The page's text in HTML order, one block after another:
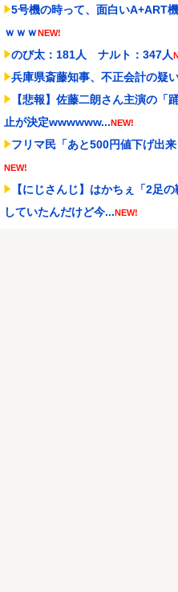
5号機の時って、面白いA+ART
ｗｗｗNEW!
のび太：181人 ナルト：347人
兵庫県斎藤知事、不正会計の疑
【悲報】佐藤二朗さん主演の「
止が決定wwwwww...NEW!
フリマ民「あと500円値下げ出
NEW!
【にじさんじ】はかちぇ「2足
していたんだけど今...NEW!